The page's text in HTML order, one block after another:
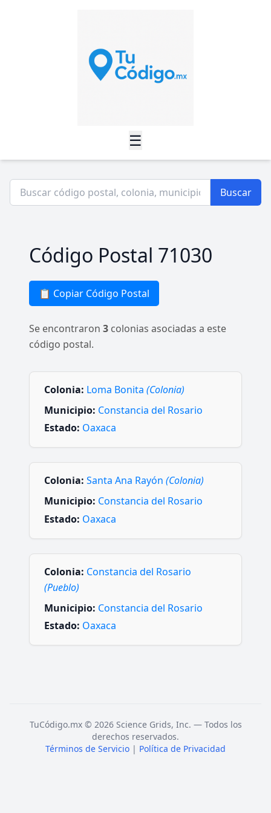
☰
Buscar
Código Postal 71030
📋 Copiar Código Postal
Se encontraron 3 colonias asociadas a este
código postal.
Colonia: Loma Bonita (Colonia)
Municipio: Constancia del Rosario
Estado: Oaxaca
Colonia: Santa Ana Rayón (Colonia)
Municipio: Constancia del Rosario
Estado: Oaxaca
Colonia: Constancia del Rosario
(Pueblo)
Municipio: Constancia del Rosario
Estado: Oaxaca
TuCódigo.mx © 2026 Science Grids, Inc. — Todos los
derechos reservados.
Términos de Servicio | Política de Privacidad